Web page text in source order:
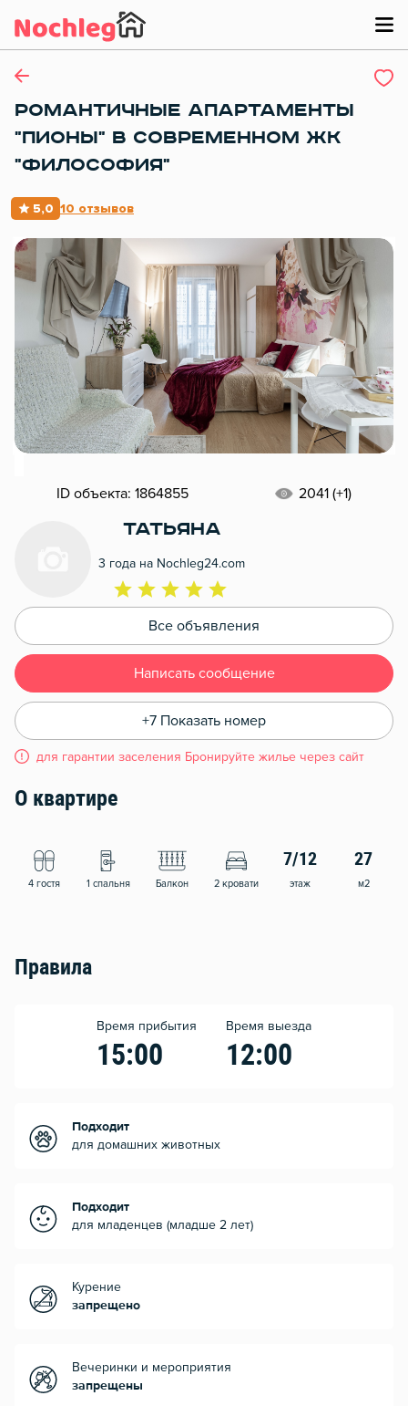
РОМАНТИЧНЫЕ АПАРТАМЕНТЫ
"ПИОНЫ" В СОВРЕМЕННОМ ЖК
"ФИЛОСОФИЯ"
5,0 10 отзывов
ID объекта: 1864855 2041 (+1)
Татьяна
3 года на Nochleg24.com
Все объявления
Написать сообщение
+7 Показать номер
для гарантии заселения Бронируйте жилье через сайт
О квартире
4 гостя 1 спальня Балкон 2 кровати
7/12
этаж
27
м2
Правила
Время прибытия
15:00
Время выезда
12:00
Подходит
для домашних животных
Подходит
для младенцев (младше 2 лет)
Курение
запрещено
Вечеринки и мероприятия
запрещены